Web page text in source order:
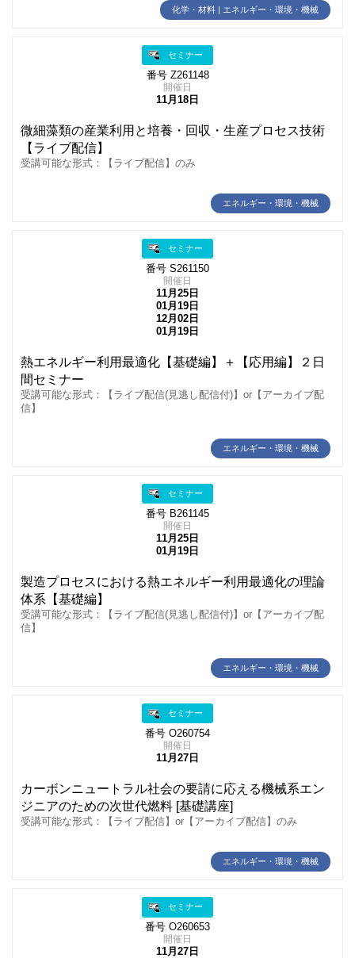
化学・材料 | エネルギー・環境・機械
セミナー
番号 Z261148
開催日
11月18日
微細藻類の産業利用と培養・回収・生産プロセス技術
【ライブ配信】
受講可能な形式：【ライブ配信】のみ
エネルギー・環境・機械
セミナー
番号 S261150
開催日
11月25日
01月19日
12月02日
01月19日
熱エネルギー利用最適化【基礎編】＋【応用編】２日
間セミナー
受講可能な形式：【ライブ配信(見逃し配信付)】or【アーカイブ配
信】
エネルギー・環境・機械
セミナー
番号 B261145
開催日
11月25日
01月19日
製造プロセスにおける熱エネルギー利用最適化の理論
体系【基礎編】
受講可能な形式：【ライブ配信(見逃し配信付)】or【アーカイブ配
信】
エネルギー・環境・機械
セミナー
番号 O260754
開催日
11月27日
カーボンニュートラル社会の要請に応える機械系エン
ジニアのための次世代燃料 [基礎講座]
受講可能な形式：【ライブ配信】or【アーカイブ配信】のみ
エネルギー・環境・機械
セミナー
番号 O260653
開催日
11月27日